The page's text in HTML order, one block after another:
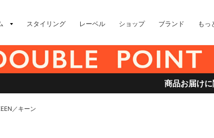
スタイリング レーベル ショップ ブランド もっ
商品お届け
／キーン